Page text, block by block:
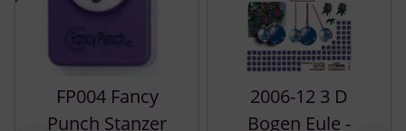
FP004 Fancy
Punch Stanzer
2006-12 3 D
Bogen Eule -